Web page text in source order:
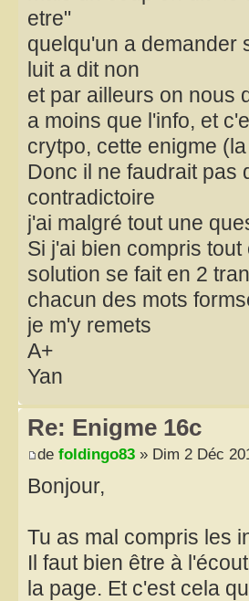
etre"
quelqu'un a demander
luit a dit non
et par ailleurs on nous
a moins que l'info, et
crytpo, cette enigme
Donc il ne faudrait pas
contradictoire
j'ai malgré tout une
Si j'ai bien compris
solution se fait en 2
chacun des mots
je m'y remets
A+
Yan
Re: Enigme 16c
de foldingo83 » Dim 2 Déc
Bonjour,
Tu as mal compris les
Il faut bien être à
la page. Et c'est cela